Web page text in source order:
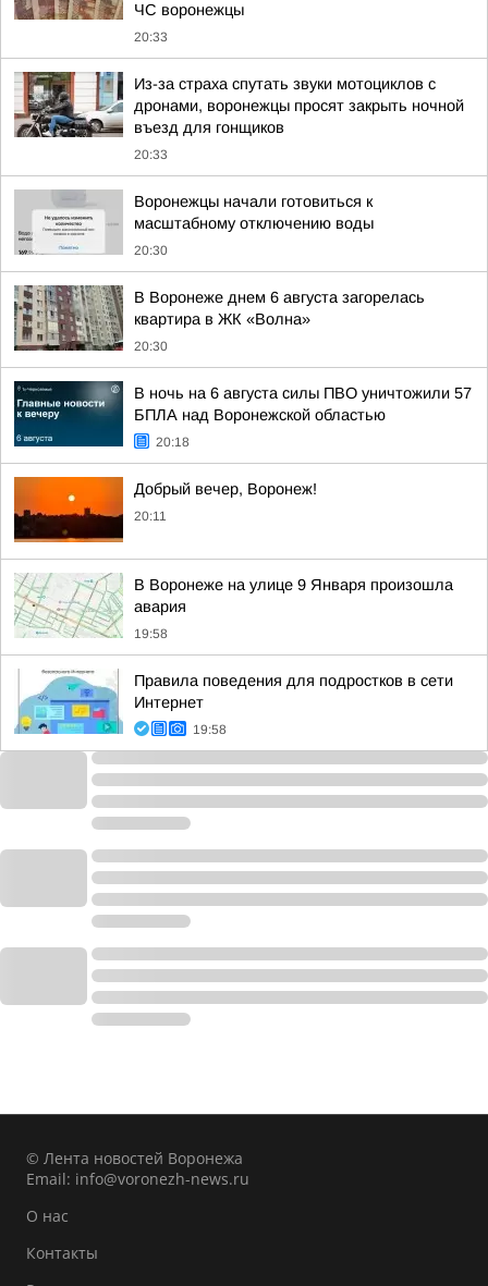
ЧС воронежцы
20:33
Из-за страха спутать звуки мотоциклов с
дронами, воронежцы просят закрыть ночной
въезд для гонщиков
20:33
Воронежцы начали готовиться к
масштабному отключению воды
20:30
В Воронеже днем 6 августа загорелась
квартира в ЖК «Волна»
20:30
В ночь на 6 августа силы ПВО уничтожили 57
БПЛА над Воронежской областью
20:18
Добрый вечер, Воронеж!
20:11
В Воронеже на улице 9 Января произошла
авария
19:58
Правила поведения для подростков в сети
Интернет
19:58
© Лента новостей Воронежа
Email: info@voronezh-news.ru
О нас
Контакты